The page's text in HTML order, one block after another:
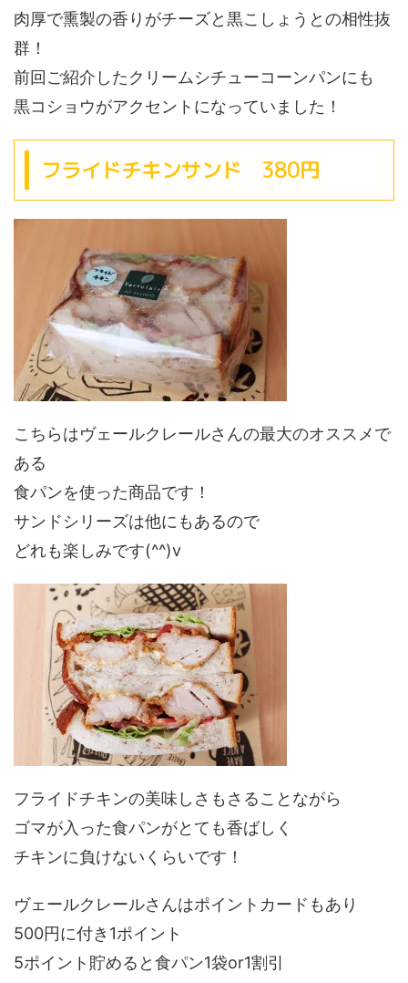
肉厚で熏製の香りがチーズと黒こしょうとの相性抜
群！
前回ご紹介したクリームシチューコーンパンにも
黒コショウがアクセントになっていました！
フライドチキンサンド 380円
こちらはヴェールクレールさんの最大のオススメで
ある
食パンを使った商品です！
サンドシリーズは他にもあるので
どれも楽しみです(^^)v
フライドチキンの美味しさもさることながら
ゴマが入った食パンがとても香ばしく
チキンに負けないくらいです！
ヴェールクレールさんはポイントカードもあり
500円に付き1ポイント
5ポイント貯めると食パン1袋or1割引